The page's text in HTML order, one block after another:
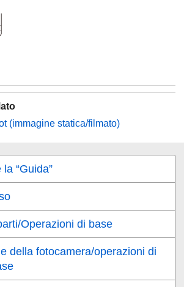
(immagine statica/filmato)
“Guida”
Operazioni di base
della fotocamera/operazioni di